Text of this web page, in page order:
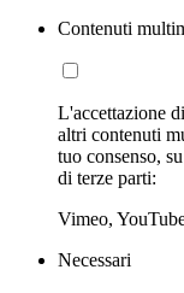
Contenuti
L'accettazione
altri contenuti
tuo consenso,
di terze parti:
Vimeo,
Necessari